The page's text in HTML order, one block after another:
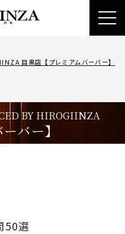
目黒店【プレミアムバーバー】
BY HIROGIINZA
バー】
50選